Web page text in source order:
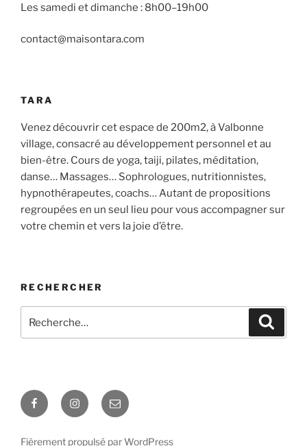
Les samedi et dimanche : 8h00–19h00
contact@maisontara.com
TARA
Venez découvrir cet espace de 200m2, à Valbonne
village, consacré au développement personnel et au
bien-être. Cours de yoga, taiji, pilates, méditation,
danse… Massages… Sophrologues, nutritionnistes,
hypnothérapeutes, coachs… Autant de propositions
regroupées en un seul lieu pour vous accompagner sur
votre chemin et vers la joie d’être.
RECHERCHER
pour
FacebookInstagram
E-
mail
Fièrement propulsé par WordPress